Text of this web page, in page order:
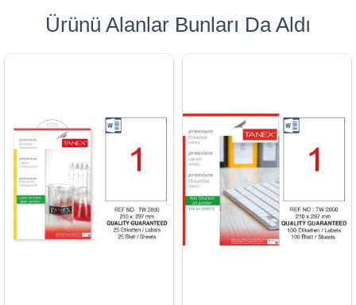
Ürünü Alanlar Bunları Da Aldı